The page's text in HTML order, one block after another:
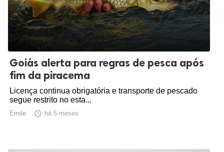
Goiás alerta para regras de pesca após
fim da piracema
Licença continua obrigatória e transporte de pescado
segue restrito no esta...
Emile  há 5 meses